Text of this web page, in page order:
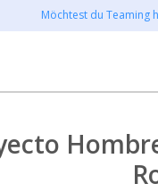
Möchtest du Teaming